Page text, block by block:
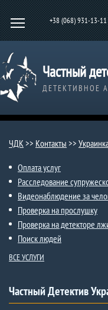
+38 (068) 931-13-11
Частный
ДЕТЕКТИВНОЕ
ЧДК>> Контакты >>
Оплата услуг
Расследование
Видеонаблюдение за
Проверка на прослушку
Проверка на детекторе
Поиск людей
ВСЕ УСЛУГИ
Частный Детектив